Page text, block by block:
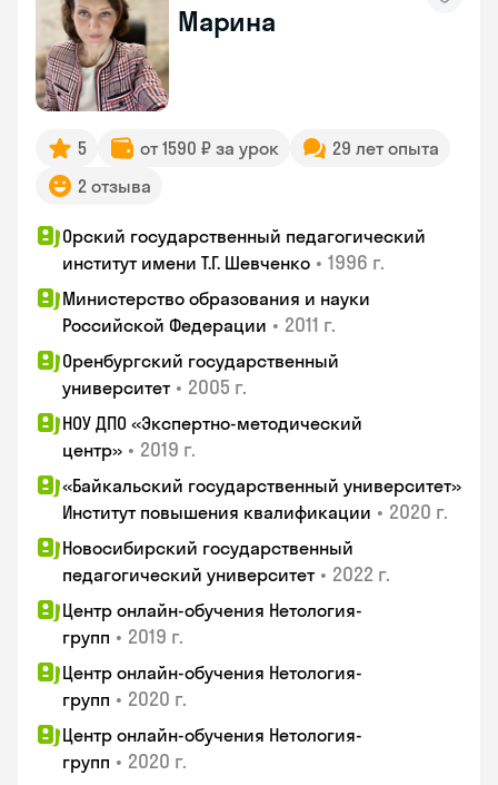
Марина
5 от 1590 ₽ за урок
29 лет опыта
2 отзыва
Орский государственный педагогический
институт имени Т.Г. Шевченко • 1996 г.
Министерство образования и науки
Российской Федерации • 2011 г.
Оренбургский государственный
университет • 2005 г.
НОУ ДПО «Экспертно-методический
центр» • 2019 г.
«Байкальский государственный университет»
Институт повышения квалификации • 2020 г.
Новосибирский государственный
педагогический университет • 2022 г.
Центр онлайн-обучения Нетология-
групп • 2019 г.
Центр онлайн-обучения Нетология-
групп • 2020 г.
Центр онлайн-обучения Нетология-
групп • 2020 г.